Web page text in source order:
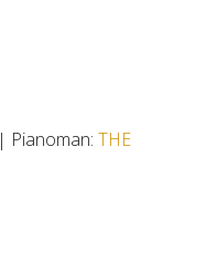
| Pianoman: THE